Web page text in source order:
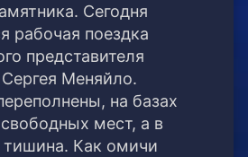
Сегодня
рабочая поездка
представителя
Сергея Меняйло.
на базах
мест, а в
тишина. Как омичи